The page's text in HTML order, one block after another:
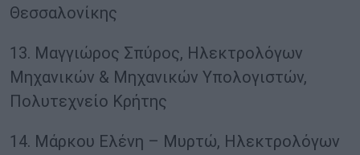
Θεσσαλονίκης
13. Μαγγιώρος Σπύρος, Ηλεκτρολόγων
Μηχανικών & Μηχανικών Υπολογιστών,
Πολυτεχνείο Κρήτης
14. Μάρκου Ελένη – Μυρτώ, Ηλεκτρολόγων